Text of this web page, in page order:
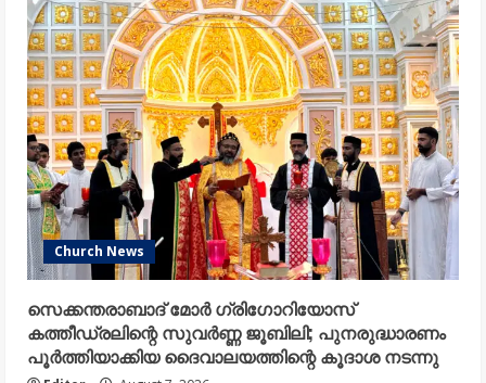
Church News
സെക്കന്തരാബാദ് മോർ ഗ്രിഗോറിയോസ്
കത്തീഡ്രലിന്റെ സുവർണ്ണ ജൂബിലി; പുനരുദ്ധാരണം
പൂർത്തിയാക്കിയ ദൈവാലയത്തിന്റെ കൂദാശ നടന്നു